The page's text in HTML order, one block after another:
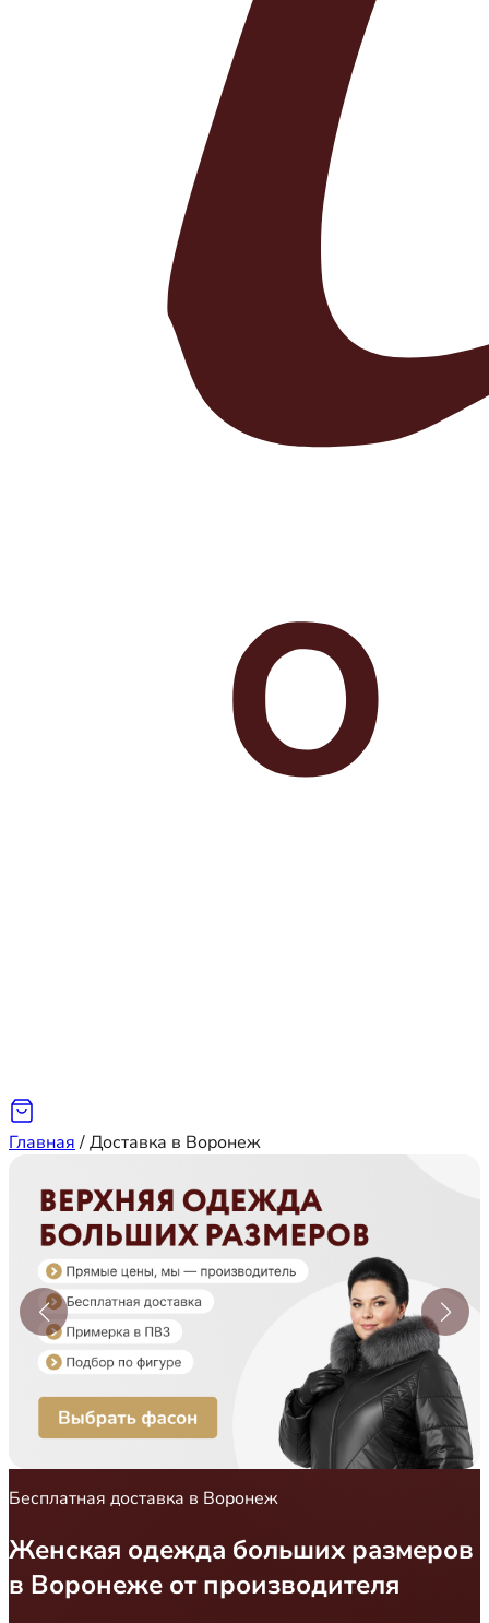
Главная /Доставка в Воронеж
Бесплатная доставка в Воронеж
Женская одежда больших размеров
в Воронеже от производителя